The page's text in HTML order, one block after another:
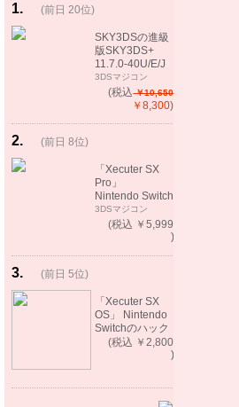
1. (前日 20位)
SKY3DSの進級
版SKY3DS+
11.7.0-40U/E/J
で起動可能
(MHX、FEifサポ
3DSマジコン
(税込￥10,650
￥8,300)
2. (前日 8位)
「Xecuter SX
Pro」
Nintendo Switch
バックアップゲ
ーム起動可能
3DSマジコン
(税込 ￥5,999
)
3.
rank
up!
(前日 5位)
「Xecuter SX
OS」 Nintendo
Switchのハック
ツール バック
(税込 ￥2,800
)